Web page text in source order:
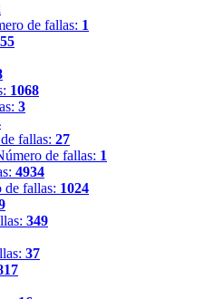
de fallas: 1
55
1068
3
fallas: 27
de fallas: 1
4934
de fallas: 1024
349
37